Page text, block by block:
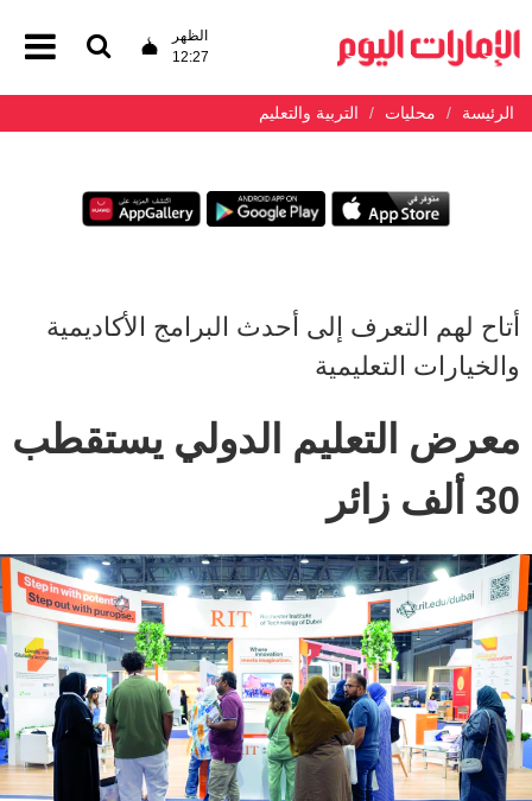
الظهر
12:27
الرئيسة محليات التربية والتعليم
أتاح لهم التعرف إلى أحدث البرامج الأكاديمية
والخيارات التعليمية
معرض التعليم الدولي يستقطب
30 ألف زائر